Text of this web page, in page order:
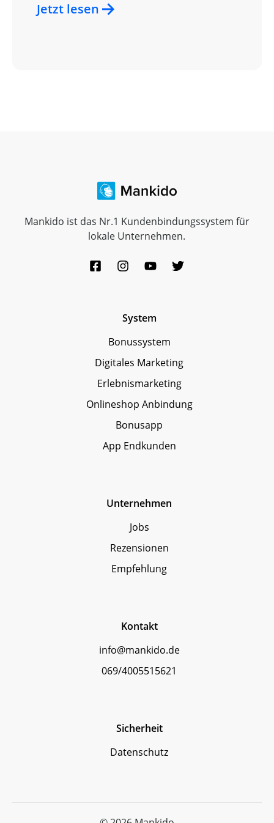
Jetzt lesen
Mankido ist das Nr.1 Kundenbindungssystem für
lokale Unternehmen.
System
Bonussystem
Digitales Marketing
Erlebnismarketing
Onlineshop Anbindung
Bonusapp
App Endkunden
Unternehmen
Jobs
Rezensionen
Empfehlung
Kontakt
info@mankido.de
069/4005515621
Sicherheit
Datenschutz